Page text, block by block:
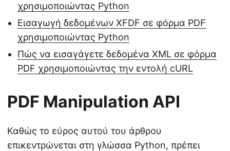
χρησιμοποιώντας Python
Εισαγωγή δεδομένων XFDF σε φόρμα PDF
χρησιμοποιώντας Python
Πώς να εισαγάγετε δεδομένα XML σε φόρμα
PDF χρησιμοποιώντας την εντολή cURL
PDF Manipulation API
Καθώς το εύρος αυτού του άρθρου
επικεντρώνεται στη γλώσσα Python, πρέπει